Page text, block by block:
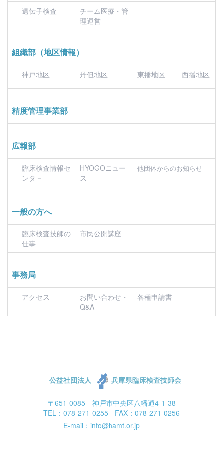
遺伝子検査
チーム医療・管
理運営
組織部（地区情報）
神戸地区 丹但地区 東播地区 西播地区
精度管理事業部
広報部
臨床検査情報セ
ンタ－
HYOGOニュー
ス
他団体からのお知らせ
一般の方へ
臨床検査技師の
仕事
市民公開講座
事務局
アクセス
お問い合わせ・
Q&A
各種申請書
公益社団法人 兵庫県臨床検査技師会
〒651-0085 神戸市中央区八幡通4-1-38
TEL：078-271-0255 FAX：078-271-0256
E-mail：info@hamt.or.jp